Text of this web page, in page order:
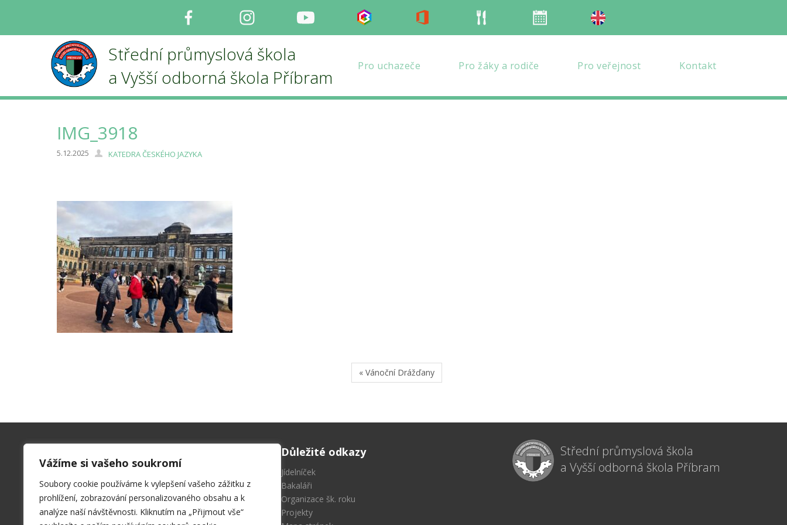
Vážíme si vašeho soukromí
Soubory cookie používáme k vylepšení vašeho zážitku z
prohlížení, zobrazování personalizovaného obsahu a k
analýze naší návštěvnosti. Kliknutím na „Přijmout vše“
Youtube Organizace školního roku
Střední průmyslová škola
a Vyšší odborná škola Příbram
Pro uchazeče Pro žáky a rodiče Pro veřejnost Kontakt
IMG_3918
5.12.2025 KATEDRA ČESKÉHO JAZYKA
« Vánoční Drážďany
Hrabákova 271, 261 01 Příbram II
sekret@spspb.cz
+420 326 551 611
Důležité odkazy
Jídelníček
Bakaláři
Organizace šk. roku
Projekty
Střední průmyslová škola
a Vyšší odborná škola Příbram